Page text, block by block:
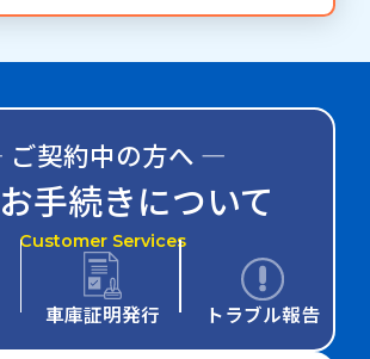
契約中の方へ ―
手続きについて
Customer Services
車庫証明発行 トラブル報告